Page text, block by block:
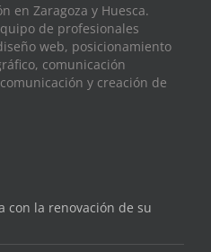
en Zaragoza y Huesca.
de profesionales
web, posicionamiento
comunicación
y creación de
con la renovación de su